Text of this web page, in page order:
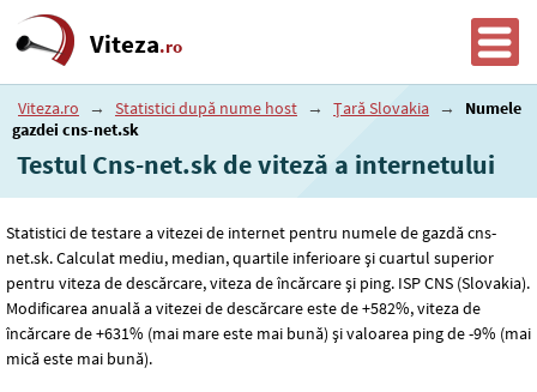
Viteza.ro
Viteza.ro → Statistici după nume host → Țară Slovakia →
Numele
gazdei cns-net.sk
Testul Cns-net.sk de viteză a internetului
Statistici de testare a vitezei de internet pentru numele de gazdă cns-
net.sk. Calculat mediu, median, quartile inferioare și cuartul superior
pentru viteza de descărcare, viteza de încărcare și ping. ISP CNS (Slovakia).
Modificarea anuală a vitezei de descărcare este de +582%, viteza de
încărcare de +631% (mai mare este mai bună) și valoarea ping de -9% (mai
mică este mai bună).